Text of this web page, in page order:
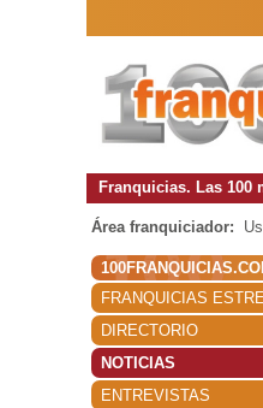
Franquicias. Las 100
Área franquiciador:
FRANQUICIAS
DIRECTORIO
NOTICIAS
ENTREVISTAS